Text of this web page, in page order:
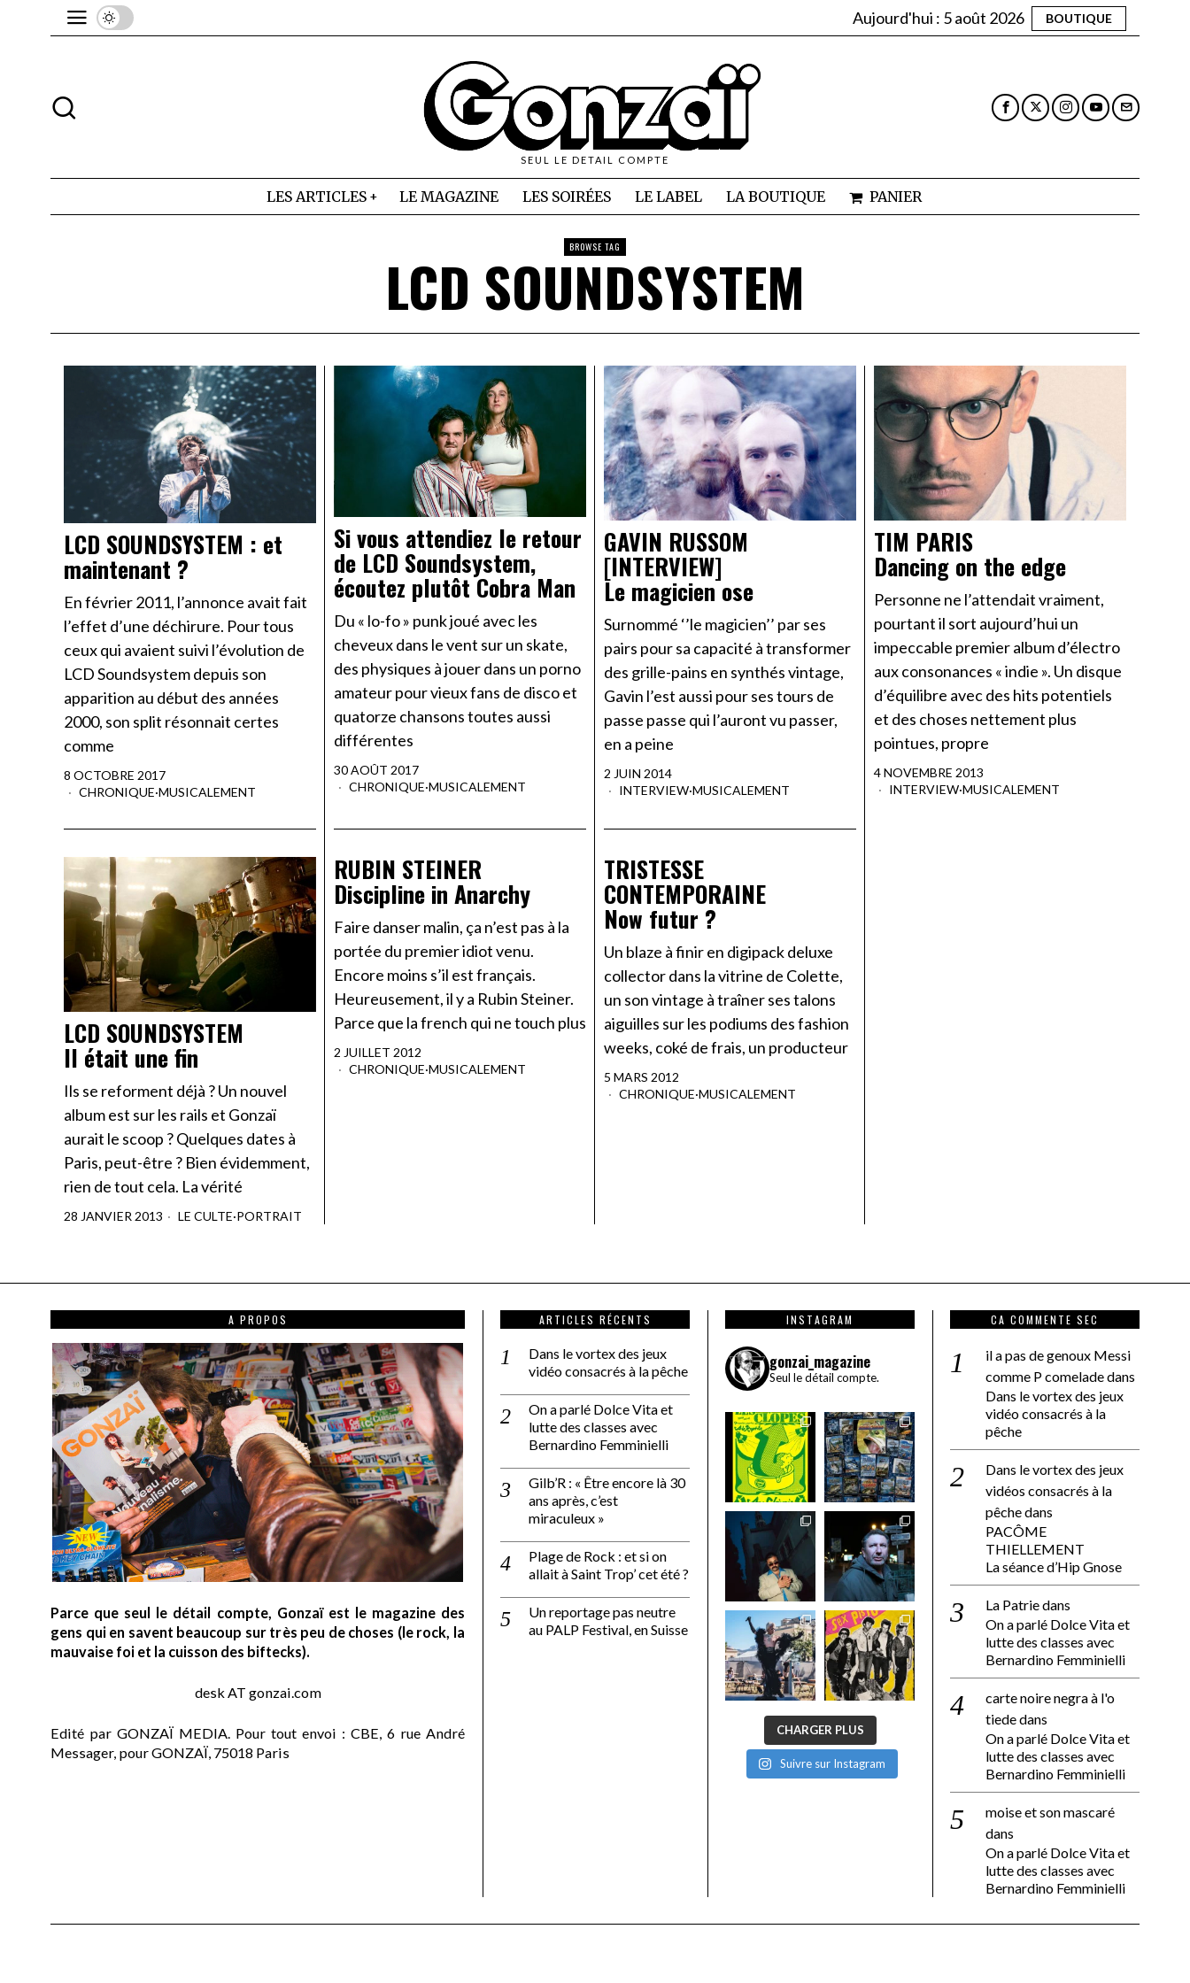
Aujourd'hui : 5 août 2026 BOUTIQUE
SEUL LE DETAIL COMPTE
LES ARTICLES LE MAGAZINE LES SOIRÉES LE LABEL LA BOUTIQUE PANIER
BROWSE TAG
LCD SOUNDSYSTEM
LCD SOUNDSYSTEM : et
maintenant ?
En février 2011, l’annonce avait fait
l’effet d’une déchirure. Pour tous
ceux qui avaient suivi l’évolution de
LCD Soundsystem depuis son
apparition au début des années
2000, son split résonnait certes
comme
8 OCTOBRE 2017
CHRONIQUE·MUSICALEMENT
Si vous attendiez le retour
de LCD Soundsystem,
écoutez plutôt Cobra Man
Du « lo-fo » punk joué avec les
cheveux dans le vent sur un skate,
des physiques à jouer dans un porno
amateur pour vieux fans de disco et
quatorze chansons toutes aussi
différentes
30 AOÛT 2017
CHRONIQUE·MUSICALEMENT
GAVIN RUSSOM
[INTERVIEW]
Le magicien ose
Surnommé ‘’le magicien’’ par ses
pairs pour sa capacité à transformer
des grille-pains en synthés vintage,
Gavin l’est aussi pour ses tours de
passe passe qui l’auront vu passer,
en a peine
2 JUIN 2014
INTERVIEW·MUSICALEMENT
TIM PARIS
Dancing on the edge
Personne ne l’attendait vraiment,
pourtant il sort aujourd’hui un
impeccable premier album d’électro
aux consonances « indie ». Un disque
d’équilibre avec des hits potentiels
et des choses nettement plus
pointues, propre
4 NOVEMBRE 2013
INTERVIEW·MUSICALEMENT
LCD SOUNDSYSTEM
Il était une fin
Ils se reforment déjà ? Un nouvel
album est sur les rails et Gonzaï
aurait le scoop ? Quelques dates à
Paris, peut-être ? Bien évidemment,
rien de tout cela. La vérité
28 JANVIER 2013 LE CULTE·PORTRAIT
RUBIN STEINER
Discipline in Anarchy
Faire danser malin, ça n’est pas à la
portée du premier idiot venu.
Encore moins s’il est français.
Heureusement, il y a Rubin Steiner.
Parce que la french qui ne touch plus
2 JUILLET 2012
CHRONIQUE·MUSICALEMENT
TRISTESSE
CONTEMPORAINE
Now futur ?
Un blaze à finir en digipack deluxe
collector dans la vitrine de Colette,
un son vintage à traîner ses talons
aiguilles sur les podiums des fashion
weeks, coké de frais, un producteur
5 MARS 2012
CHRONIQUE·MUSICALEMENT
A PROPOS
Parce que seul le détail compte, Gonzaï est le magazine des
gens qui en savent beaucoup sur très peu de choses (le rock, la
mauvaise foi et la cuisson des biftecks).
desk AT gonzai.com
Edité par GONZAÏ MEDIA. Pour tout envoi : CBE, 6 rue André
Messager, pour GONZAÏ, 75018 Paris
ARTICLES RÉCENTS
Dans le vortex des jeux
vidéo consacrés à la pêche
On a parlé Dolce Vita et
lutte des classes avec
Bernardino Femminielli
Gilb’R : « Être encore là 30
ans après, c’est
miraculeux »
Plage de Rock : et si on
allait à Saint Trop’ cet été ?
Un reportage pas neutre
au PALP Festival, en Suisse
INSTAGRAM
gonzai_magazine
Seul le détail compte.
CHARGER PLUS
Suivre sur Instagram
CA COMMENTE SEC
il a pas de genoux Messi
comme P comeladedans
Dans le vortex des jeux
vidéo consacrés à la
pêche
Dans le vortex des jeux
vidéos consacrés à la
pêchedans
PACÔME
THIELLEMENT
La séance d’Hip Gnose
La Patriedans
On a parlé Dolce Vita et
lutte des classes avec
Bernardino Femminielli
carte noire negra à l'o
tiededans
On a parlé Dolce Vita et
lutte des classes avec
Bernardino Femminielli
moise et son mascaré
dans
On a parlé Dolce Vita et
lutte des classes avec
Bernardino Femminielli